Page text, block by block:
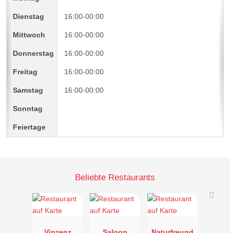
16:00-00:00
16:00-00:00
16:00-00:00
16:00-00:00
16:00-00:00
Beliebte Restaurants